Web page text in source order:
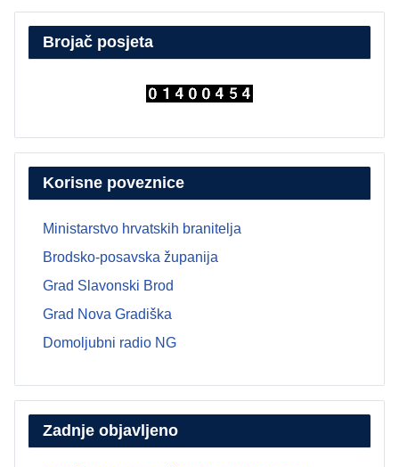
Brojač posjeta
Korisne poveznice
Ministarstvo hrvatskih branitelja
Brodsko-posavska županija
Grad Slavonski Brod
Grad Nova Gradiška
Domoljubni radio NG
Zadnje objavljeno